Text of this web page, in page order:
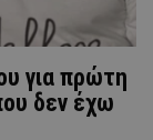
για πρώτη
δεν έχω